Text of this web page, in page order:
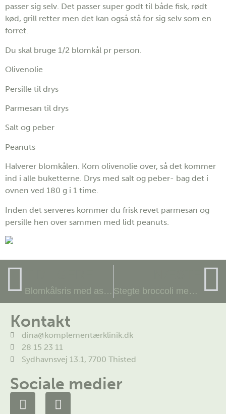
passer sig selv. Det passer super godt til både fisk, rødt
kød, grill retter men det kan også stå for sig selv som en
forret.
Du skal bruge 1/2 blomkål pr person.
Olivenolie
Persille til drys
Parmesan til drys
Salt og peber
Peanuts
Halverer blomkålen. Kom olivenolie over, så det kommer
ind i alle buketterne. Drys med salt og peber- bag det i
ovnen ved 180 g i 1 time.
Inden det serveres kommer du frisk revet parmesan og
persille hen over sammen med lidt peanuts.
Blomkålsris med asiatisk smag:) Stegte broccoli med linsecreme
Kontakt
dina@komplementærklinik.dk
28 15 23 11
Sydhavnsvej 13.1, 7700 Thisted
Sociale medier